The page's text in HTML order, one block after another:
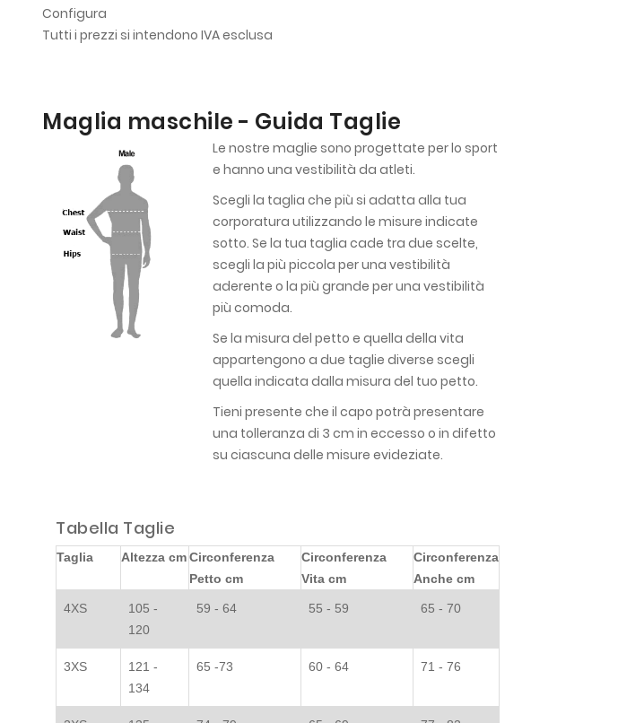
Configura
Tutti i prezzi si intendono IVA esclusa
Maglia maschile - Guida Taglie
Le nostre maglie sono progettate per lo sport
e hanno una vestibilità da atleti.
Scegli la taglia che più si adatta alla tua
corporatura utilizzando le misure indicate
sotto. Se la tua taglia cade tra due scelte,
scegli la più piccola per una vestibilità
aderente o la più grande per una vestibilità
più comoda.
Se la misura del petto e quella della vita
appartengono a due taglie diverse scegli
quella indicata dalla misura del tuo petto.
Tieni presente che il capo potrà presentare
una tolleranza di 3 cm in eccesso o in difetto
su ciascuna delle misure evideziate.
Tabella Taglie
Taglia Altezza cmCirconferenza
Petto cm
Circonferenza
Vita cm
Circonferenza
Anche cm
4XS
105 -
120
59 - 64 55 - 59 65 - 70
3XS
121 -
134
65 -73 60 - 64 71 - 76